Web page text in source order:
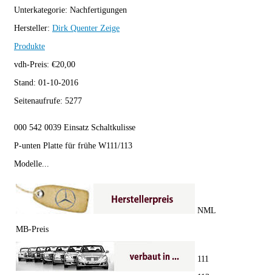
Unterkategorie: Nachfertigungen
Hersteller: Dirk Quenter Zeige
Produkte
vdh-Preis: €20,00
Stand: 01-10-2016
Seitenaufrufe: 5277
000 542 0039 Einsatz Schaltkulisse
P-unten Platte für frühe W111/113
Modelle...
MB-Preis
NML
111